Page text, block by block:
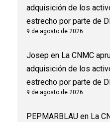
adquisición de los
estrecho por parte de
9 de agosto de 2026
Josep en La CNMC
adquisición de los
estrecho por parte de
9 de agosto de 2026
PEPMARBLAU en La